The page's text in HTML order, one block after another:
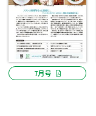
7月号